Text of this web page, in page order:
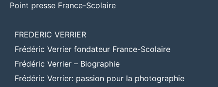
Point presse France-Scolaire
FREDERIC VERRIER
Frédéric Verrier fondateur France-Scolaire
Frédéric Verrier – Biographie
Frédéric Verrier: passion pour la photographie